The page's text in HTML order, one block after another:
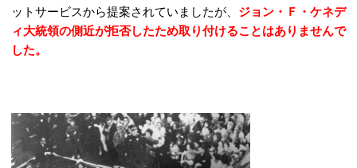
ットサービスから提案されていましたが、 ジョン・Ｆ・ケネデ
ィ大統領の側近が拒否したため取り付けることはありませんで
した。